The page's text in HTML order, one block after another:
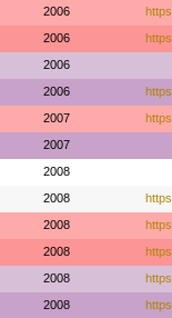
2006
2006
2006
2006
2007
2007
2008
2008
2008
2008
2008
2008